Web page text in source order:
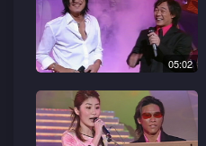
05:02